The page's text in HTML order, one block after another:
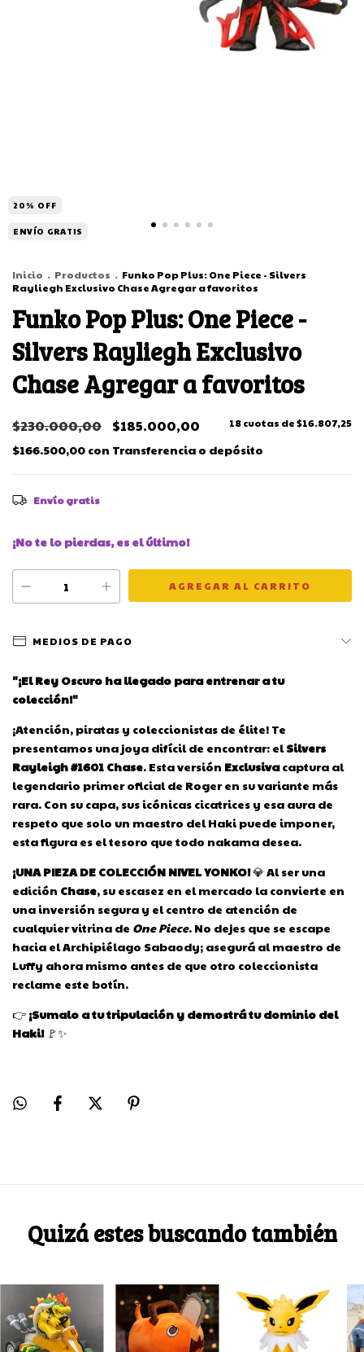
20 % OFF
ENVÍO GRATIS
Inicio . Productos . Funko Pop Plus: One Piece - Silvers
Rayliegh Exclusivo Chase Agregar a favoritos
Funko Pop Plus: One Piece -
Silvers Rayliegh Exclusivo
Chase Agregar a favoritos
$230.000,00 $185.000,00 18cuotas de$16.807,25
$166.500,00 con Transferencia o depósito
Envío gratis
¡No te lo pierdas, es el último!
MEDIOS DE PAGO
"¡El Rey Oscuro ha llegado para entrenar a tu
colección!"
¡Atención, piratas y coleccionistas de élite! Te
presentamos una joya difícil de encontrar: elSilvers
Rayleigh #1601 Chase. Esta versión Exclusivacaptura al
legendario primer oficial de Roger en su variante más
rara. Con su capa, sus icónicas cicatrices y esa aura de
respeto que solo un maestro del Haki puede imponer,
esta figura es el tesoro que todo nakama desea.
¡UNA PIEZA DE COLECCIÓN NIVEL YONKO!💎 Al ser una
edición Chase, su escasez en el mercado la convierte en
una inversión segura y el centro de atención de
cualquier vitrina de One Piece. No dejes que se escape
hacia el Archipiélago Sabaody; asegurá al maestro de
Luffy ahora mismo antes de que otro coleccionista
reclame este botín.
👉 ¡Sumalo a tu tripulación y demostrá tu dominio del
Haki!🚩✨
Quizá estes buscando también